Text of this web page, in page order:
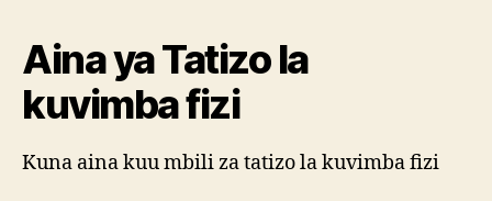
Aina ya Tatizo la
kuvimba fizi
Kuna aina kuu mbili za tatizo la kuvimba fizi